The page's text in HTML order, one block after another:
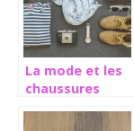
La mode et les
chaussures